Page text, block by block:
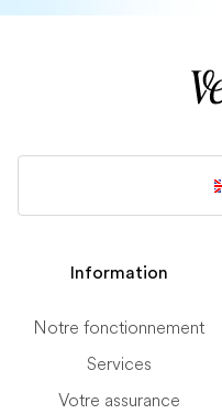
Information
Notre fonctionnement
Services
Votre assurance